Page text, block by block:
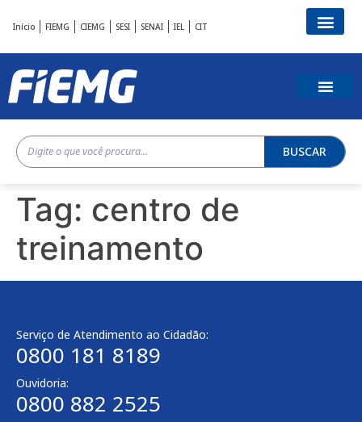
Início FIEMG CIEMG SESI SENAI IEL CIT
BUSCAR
Tag: centro de
treinamento
Serviço de Atendimento ao Cidadão:
0800 181 8189
Ouvidoria:
0800 882 2525